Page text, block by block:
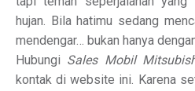
hujan. Bila hatimu sedang
mendengar… bukan hanya
Hubungi Sales Mobil
kontak di website ini. Karena